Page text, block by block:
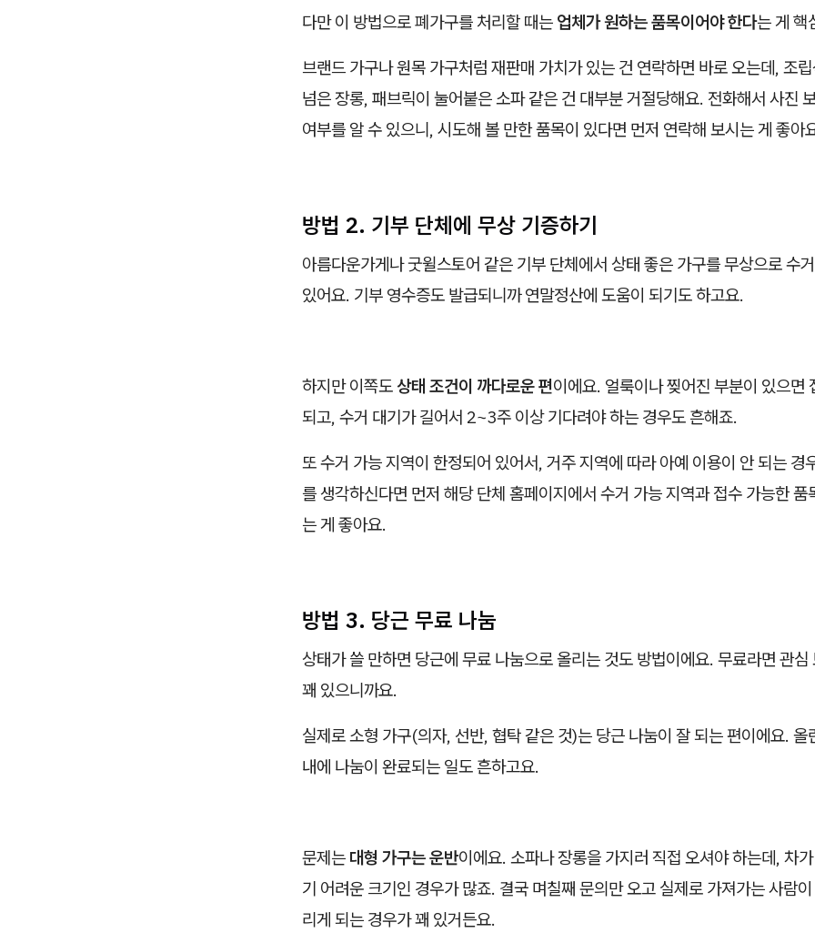
다만 이 방법으로 폐가구를 처리할 때는 업체가 원하는 품목이어야 한다는 게 핵
브랜드 가구나 원목 가구처럼 재판매 가치가 있는 건 연락하면 바로 오는데, 조
넘은 장롱, 패브릭이 눌어붙은 소파 같은 건 대부분 거절당해요. 전화해서 사진
여부를 알 수 있으니, 시도해 볼 만한 품목이 있다면 먼저 연락해 보시는 게 좋아
방법 2. 기부 단체에 무상 기증하기
아름다운가게나 굿윌스토어 같은 기부 단체에서 상태 좋은 가구를 무상으로 수
있어요. 기부 영수증도 발급되니까 연말정산에 도움이 되기도 하고요.
하지만 이쪽도상태 조건이 까다로운 편이에요. 얼룩이나 찢어진 부분이 있으면
되고, 수거 대기가 길어서 2~3주 이상 기다려야 하는 경우도 흔해죠.
또 수거 가능 지역이 한정되어 있어서, 거주 지역에 따라 아예 이용이 안 되는 경
를 생각하신다면 먼저 해당 단체 홈페이지에서 수거 가능 지역과 접수 가능한 품
는 게 좋아요.
방법 3. 당근 무료 나눔
상태가 쓸 만하면 당근에 무료 나눔으로 올리는 것도 방법이에요. 무료라면 관심
꽤 있으니까요.
실제로 소형 가구(의자, 선반, 협탁 같은 것)는 당근 나눔이 잘 되는 편이에요. 올
내에 나눔이 완료되는 일도 흔하고요.
문제는 대형 가구는 운반이에요. 소파나 장롱을 가지러 직접 오셔야 하는데, 차
기 어려운 크기인 경우가 많죠. 결국 며칠째 문의만 오고 실제로 가져가는 사람
리게 되는 경우가 꽤 있거든요.